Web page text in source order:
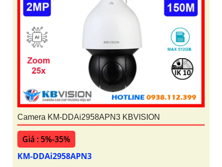
Camera KM-DDAi2958APN3 KBVISION
Giá : 5%-35%
KM-DDAi2958APN3